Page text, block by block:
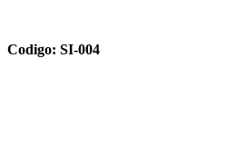
Codigo: SI-004